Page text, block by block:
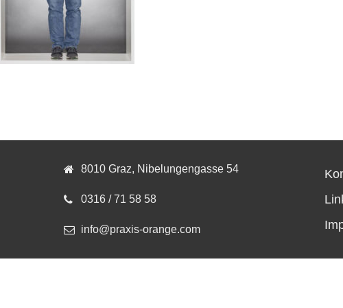
8010 Graz, Nibelungengasse 54
0316 / 71 58 58
info@praxis-orange.com